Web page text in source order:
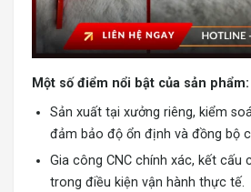
Một số điểm nổi bật của sản phẩm:
Sản xuất tại xưởng riêng, kiểm
đảm bảo độ ổn định và đồng bộ
Gia công CNC chính xác, kết
trong điều kiện vận hành thực tế.